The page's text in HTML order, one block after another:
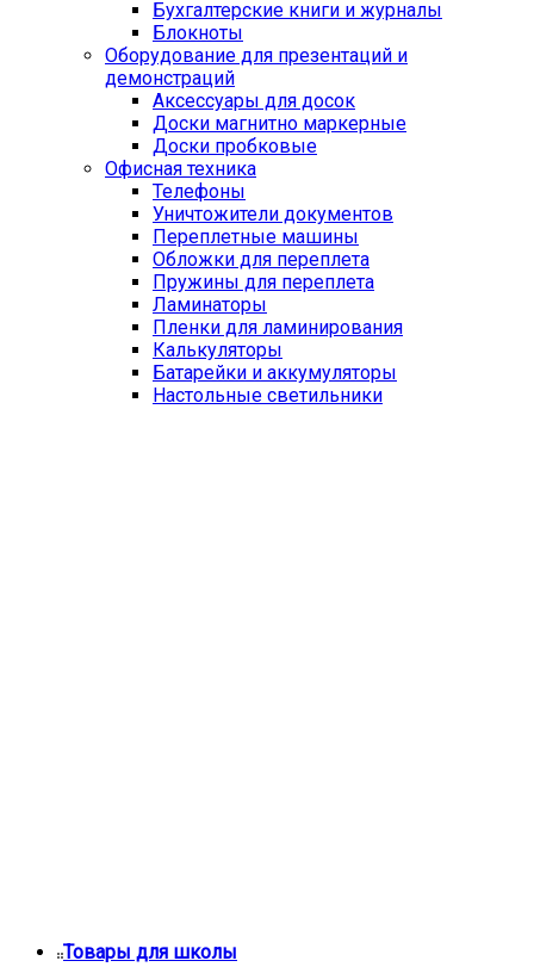
Бухгалтерские книги и журналы
Блокноты
Оборудование для презентаций и
демонстраций
Аксессуары для досок
Доски магнитно маркерные
Доски пробковые
Офисная техника
Телефоны
Уничтожители документов
Переплетные машины
Обложки для переплета
Пружины для переплета
Ламинаторы
Пленки для ламинирования
Калькуляторы
Батарейки и аккумуляторы
Настольные светильники
Товары для школы